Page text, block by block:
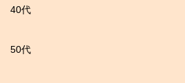
40代
50代